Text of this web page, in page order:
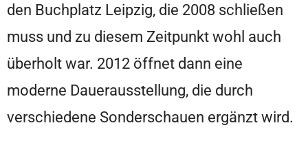
den Buchplatz Leipzig, die 2008 schließen
muss und zu diesem Zeitpunkt wohl auch
überholt war. 2012 öffnet dann eine
moderne Dauerausstellung, die durch
verschiedene Sonderschauen ergänzt wird.